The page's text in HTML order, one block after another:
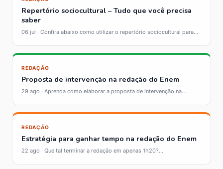
Repertório sociocultural – Tudo que você precisa
saber
06 jul · Confira abaixo como utilizar o repertório sociocultural para...
REDAÇÃO
Proposta de intervenção na redação do Enem
29 ago · Aprenda como elaborar a proposta de intervenção na...
REDAÇÃO
Estratégia para ganhar tempo na redação do Enem
22 ago · Que tal terminar a redação em apenas 1h20?...